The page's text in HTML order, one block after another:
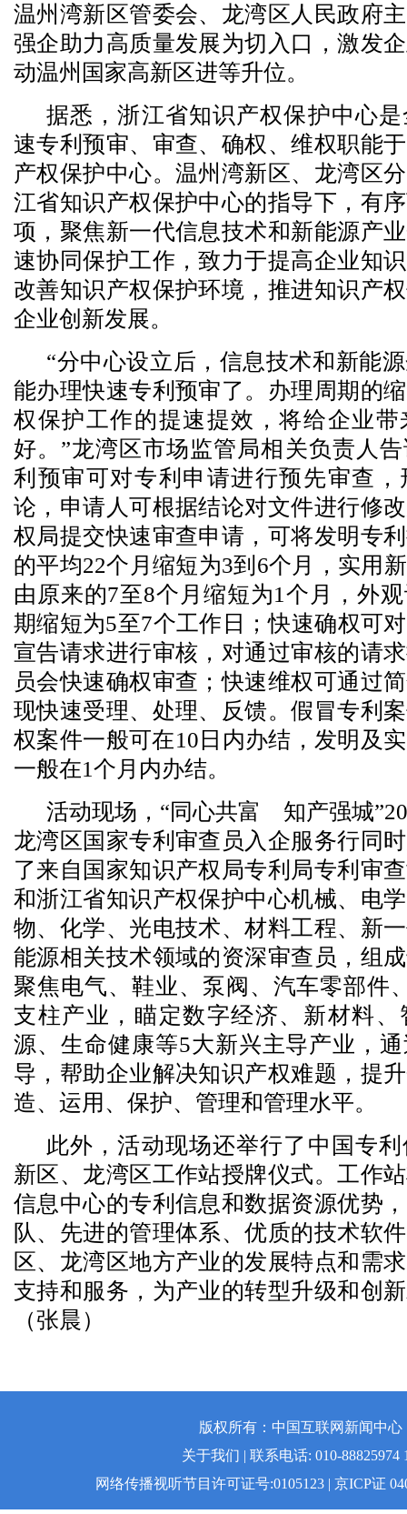
温州湾新区管委会、龙湾区人民政府
强企助力高质量发展为切入口，激发
动温州国家高新区进等升位。
据悉，浙江省知识产权保护中心
速专利预审、审查、确权、维权职能
产权保护中心。温州湾新区、龙湾区
江省知识产权保护中心的指导下，有
项，聚焦新一代信息技术和新能源产
速协同保护工作，致力于提高企业知
改善知识产权保护环境，推进知识产
企业创新发展。
“分中心设立后，信息技术和新能
能办理快速专利预审了。办理周期的
权保护工作的提速提效，将给企业
好。”龙湾区市场监管局相关负责人
利预审可对专利申请进行预先审查
论，申请人可根据结论对文件进行修
权局提交快速审查申请，可将发明专
的平均22个月缩短为3到6个月，实用
由原来的7至8个月缩短为1个月，外
期缩短为5至7个工作日；快速确权可
宣告请求进行审核，对通过审核的请
员会快速确权审查；快速维权可通过
现快速受理、处理、反馈。假冒专利
权案件一般可在10日内办结，发明及
一般在1个月内办结。
活动现场，“同心共富 知产强城
龙湾区国家专利审查员入企服务行同
了来自国家知识产权局专利局专利审
和浙江省知识产权保护中心机械、电
物、化学、光电技术、材料工程、新
能源相关技术领域的资深审查员，组
聚焦电气、鞋业、泵阀、汽车零部件
支柱产业，瞄定数字经济、新材料
源、生命健康等5大新兴主导产业，
导，帮助企业解决知识产权难题，提
造、运用、保护、管理和管理水平。
此外，活动现场还举行了中国专
新区、龙湾区工作站授牌仪式。工作
信息中心的专利信息和数据资源优势
队、先进的管理体系、优质的技术软
区、龙湾区地方产业的发展特点和需
支持和服务，为产业的转型升级和创
（张晨）
版权所有：中国互联网新闻中
关于我们 | 联系电话: 010-88825974
网络传播视听节目许可证号:0105123 | 京ICP证